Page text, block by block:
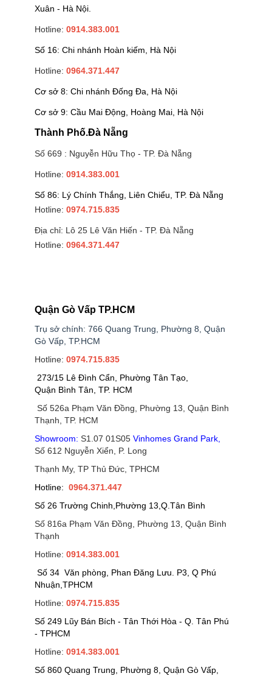
Xuân - Hà Nội.
Hotline: 0914.383.001
Số 16: Chi nhánh Hoàn kiếm, Hà Nội
Hotline: 0964.371.447
Cơ sở 8: Chi nhánh Đống Đa, Hà Nội
Cơ sở 9: Cầu Mai Động, Hoàng Mai, Hà Nội
Thành Phố.Đà Nẵng
Số 669 : Nguyễn Hữu Thọ - TP. Đà Nẵng
Hotline: 0914.383.001
Số 86: Lý Chính Thắng, Liên Chiểu, TP. Đà Nẵng
Hotline: 0974.715.835
Địa chỉ: Lô 25 Lê Văn Hiến - TP. Đà Nẵng
Hotline: 0964.371.447
Quận Gò Vấp TP.HCM
Trụ sở chính: 766 Quang Trung, Phường 8, Quận
Gò Vấp, TP.HCM
Hotline: 0974.715.835
273/15 Lê Đình Cẩn, Phường Tân Tạo,
Quận Bình Tân, TP. HCM
Số 526a Phạm Văn Đồng, Phường 13, Quận Bình
Thạnh, TP. HCM
Showroom: S1.07 01S05 Vinhomes Grand Park
Số 612 Nguyễn Xiển, P. Long
Thạnh My, TP Thủ Đức, TPHCM
Hotline: 0964.371.447
Số 26 Trường Chinh,Phường 13,Q.Tân Bình
Số 816a Phạm Văn Đồng, Phường 13, Quận Bình
Thạnh
Hotline: 0914.383.001
Số 34 Văn phòng, Phan Đăng Lưu. P3, Q Phú
Nhuận,TPHCM
Hotline: 0974.715.835
Số 249 Lũy Bán Bích - Tân Thới Hòa - Q. Tân Phú
- TPHCM
Hotline: 0914.383.001
Số 860 Quang Trung, Phường 8, Quận Gò Vấp,